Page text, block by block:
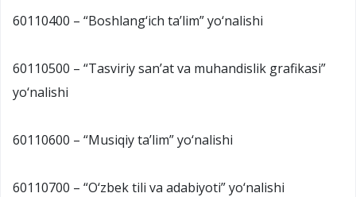
60110400 – “Boshlang‘ich ta’lim” yo‘nalishi
60110500 – “Tasviriy san’at va muhandislik grafikasi”
yo‘nalishi
60110600 – “Musiqiy ta’lim” yo‘nalishi
60110700 – “O‘zbek tili va adabiyoti” yo‘nalishi